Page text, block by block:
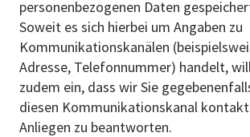
personenbezogenen Daten
Soweit es sich hierbei um Angaben zu
Kommunikationskanälen
Adresse, Telefonnummer) handelt,
zudem ein, dass wir Sie
diesen Kommunikationskanal
Anliegen zu beantworten.